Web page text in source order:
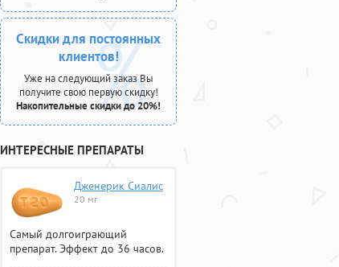
Скидки для постоянных
клиентов!
Уже на следующий заказ Вы
получите свою первую скидку!
Накопительные скидки до 20%!
ИНТЕРЕСНЫЕ ПРЕПАРАТЫ
Дженерик Сиалис
20 мг
Самый долгоиграющий
препарат. Эффект до 36 часов.